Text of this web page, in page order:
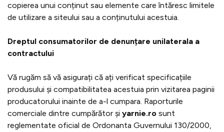
copierea unui conținut sau elemente care întăresc limitele
de utilizare a siteului sau a conținutului acestuia.
Dreptul consumatorilor de denunțare unilaterala a
contractului
Vă rugăm să vă asigurați că ați verificat specificațiile
produsului și compatibilitatea acestuia prin vizitarea paginii
producatorului inainte de a-l cumpara. Raporturile
comerciale dintre cumpărător și yarnie.ro sunt
reglementate oficial de Ordonanta Guvernului 130/2000,